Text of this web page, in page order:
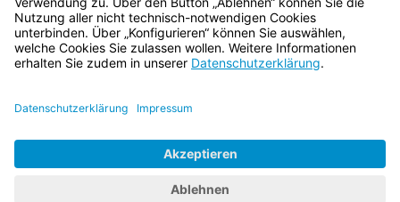
Bayern.de
BayernPortal
Impressum